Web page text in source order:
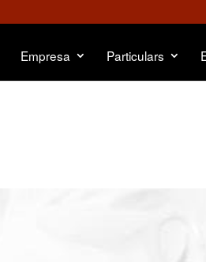
Empresa Particulars